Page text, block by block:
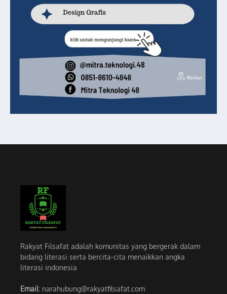
Rakyat Filsafat adalah komunitas yang bergerak dalam
bidang literasi serta bercita-cita menaikkan angka
literasi indonesia
Email: narahubung@rakyatfilsafat.com